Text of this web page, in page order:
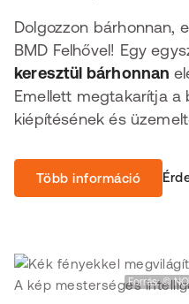
Dolgozzon bárhonnan,
BMD Felhővel! Egy
keresztül bárhonnan
Emellett megtakarítja a
kiépítésének és
Több információ
Forrás: ©